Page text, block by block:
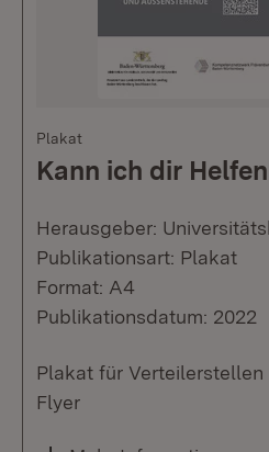
Plakat
Kann ich dir
Herausgeber:
Publikationsart: Plakat
Format: A4
Publikationsdatum: 2022
Plakat für
Flyer